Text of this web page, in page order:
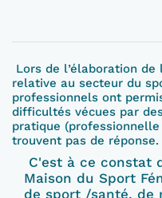
Lors de l’élaboration
relative au secteur du
professionnels ont
difficultés vécues par
pratique
trouvent pas de réponse.
C'est à ce constat
Maison du Sport
de sport /santé, de